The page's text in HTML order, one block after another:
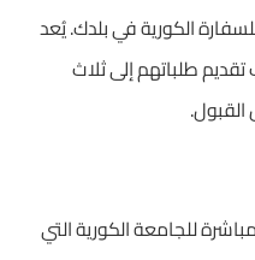
الكورية في بلدك. يُعد
تقديم طلباتهم إلى ثلاث
للجامعة الكورية التي